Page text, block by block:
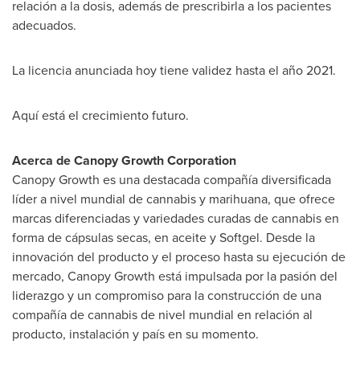
relación a la dosis, además de prescribirla a los pacientes
adecuados.
La licencia anunciada hoy tiene validez hasta el año 2021.
Aquí está el crecimiento futuro.
Acerca deCanopy Growth Corporation
Canopy Growth es una destacada compañía diversificada
líder a nivel mundial de cannabis y marihuana, que ofrece
marcas diferenciadas y variedades curadas de cannabis en
forma de cápsulas secas, en aceite y Softgel. Desde la
innovación del producto y el proceso hasta su ejecución de
mercado, Canopy Growth está impulsada por la pasión del
liderazgo y un compromiso para la construcción de una
compañía de cannabis de nivel mundial en relación al
producto, instalación y país en su momento.